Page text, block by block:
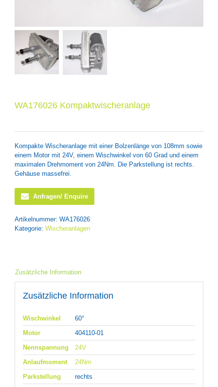
WA176026 Kompaktwischeranlage
Kompakte Wischeranlage mit einer Bolzenlänge von 108mm sowie
einem Motor mit 24V, einem Wischwinkel von 60 Grad und einem
maximalen Drehmoment von 24Nm. Die Parkstellung ist rechts.
Gehäuse massefrei.
Anfragen/ Enquire
Artikelnummer: WA176026
Kategorie: Wischeranlagen
Zusätzliche Information
Zusätzliche Information
Wischwinkel
60°
Motor
404110-01
Nennspannung
24V
Anlaufmoment
24Nm
Parkstellung
rechts